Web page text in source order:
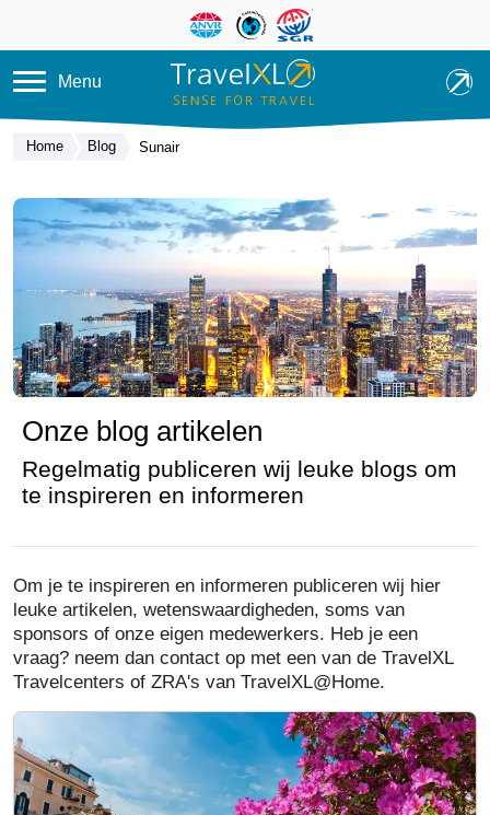
Overslaan en naar de inhoud
Menu
Home Blog Sunair
Onze blog artikelen
Regelmatig publiceren wij leuke blogs om
te inspireren en informeren
Om je te inspireren en informeren publiceren wij hier
leuke artikelen, wetenswaardigheden, soms van
sponsors of onze eigen medewerkers. Heb je een
vraag? neem dan contact op met een van de TravelXL
Travelcenters of ZRA's van TravelXL@Home.